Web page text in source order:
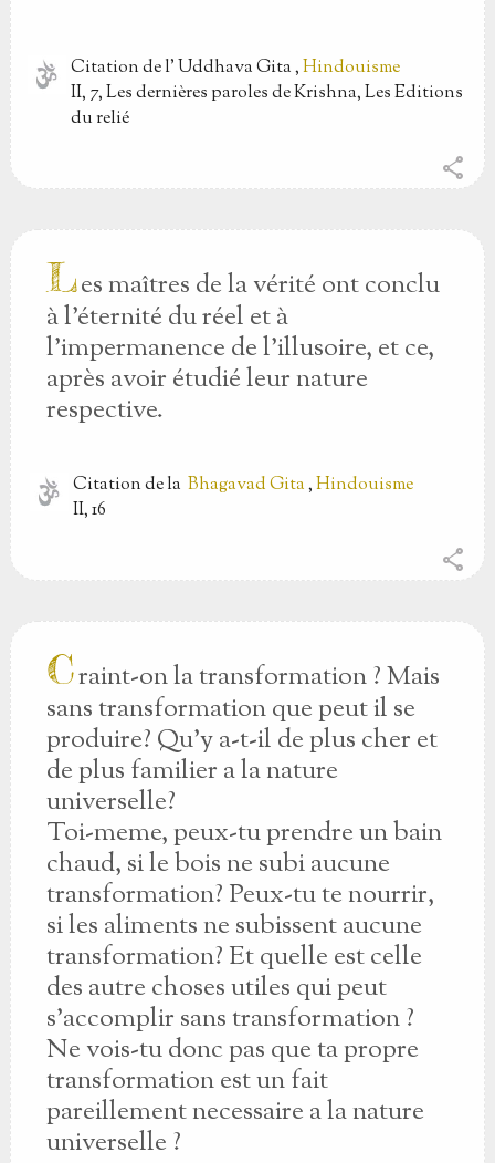
Citationde l'Uddhava Gita,Hindouisme
II, 7, Les dernières paroles de Krishna, Les Editions
du relié
share
Les maîtres de la vérité ont conclu
à l'éternité du réel et à
l'impermanence de l'illusoire, et ce,
après avoir étudié leur nature
respective.
Citationde la Bhagavad Gita,Hindouisme
II, 16
share
Craint-on la transformation ? Mais
sans transformation que peut il se
produire? Qu'y a-t-il de plus cher et
de plus familier a la nature
universelle?
Toi-meme, peux-tu prendre un bain
chaud, si le bois ne subi aucune
transformation? Peux-tu te nourrir,
si les aliments ne subissent aucune
transformation? Et quelle est celle
des autre choses utiles qui peut
s'accomplir sans transformation ?
Ne vois-tu donc pas que ta propre
transformation est un fait
pareillement necessaire a la nature
universelle ?